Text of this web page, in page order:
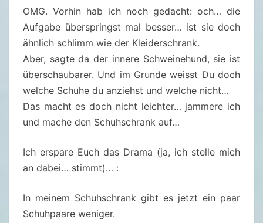
8
OMG. Vorhin hab ich noch gedacht: och… die
Aufgabe überspringst mal besser… ist sie doch
ähnlich schlimm wie der Kleiderschrank.
Aber, sagte da der innere Schweinehund, sie ist
überschaubarer. Und im Grunde weisst Du doch
welche Schuhe du anziehst und welche nicht…
Das macht es doch nicht leichter… jammere ich
und mache den Schuhschrank auf…
Ich erspare Euch das Drama (ja, ich stelle mich
an dabei… stimmt)… :
In meinem Schuhschrank gibt es jetzt ein paar
Schuhpaare weniger.